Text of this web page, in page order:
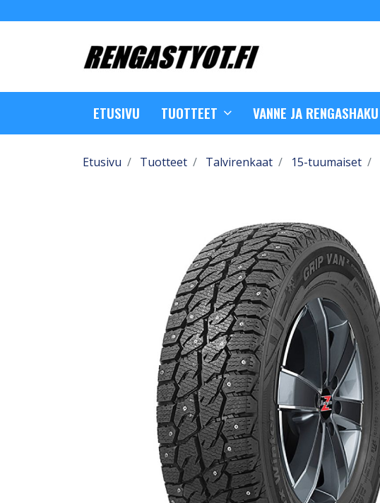
ETUSIVU TUOTTEET VANNE JA RENGASHAKU
Etusivu Tuotteet Talvirenkaat 15-tuumaiset